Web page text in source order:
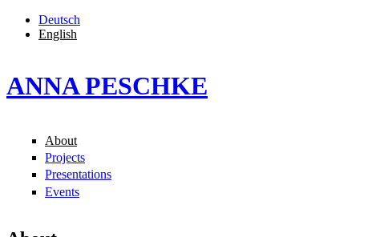
Skip to main content
Deutsch
English
ANNA PESCHKE
Main Menu EN
About
Projects
Presentations
Events